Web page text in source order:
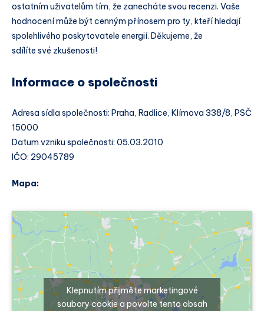
ostatním uživatelům tím, že zanecháte svou recenzi. Vaše
hodnocení může být cenným přínosem pro ty, kteří hledají
spolehlivého poskytovatele energií. Děkujeme, že
sdílíte své zkušenosti!
Informace o společnosti
Adresa sídla společnosti: Praha, Radlice, Klímova 338/8, PSČ
15000
Datum vzniku společnosti: 05.03.2010
IČO: 29045789
Mapa:
Klepnutím přijměte marketingové
soubory cookie a povolte tento obsah